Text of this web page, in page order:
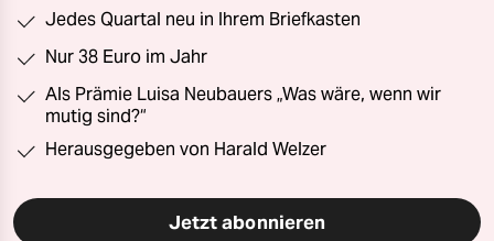
Jedes Quartal neu in Ihrem Briefkasten
Nur 38 Euro im Jahr
Als Prämie Luisa Neubauers „Was wäre, wenn wir
mutig sind?“
Herausgegeben von Harald Welzer
Jetzt abonnieren